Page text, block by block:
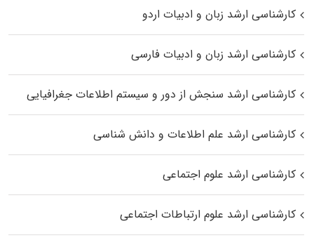
کارشناسی ارشد زبان و ادبیات اردو
کارشناسی ارشد زبان و ادبیات فارسی
کارشناسی ارشد سنجش از دور و سیستم اطلاعات جغرافیایی
کارشناسی ارشد علم اطلاعات و دانش شناسی
کارشناسی ارشد علوم اجتماعی
کارشناسی ارشد علوم ارتباطات اجتماعی